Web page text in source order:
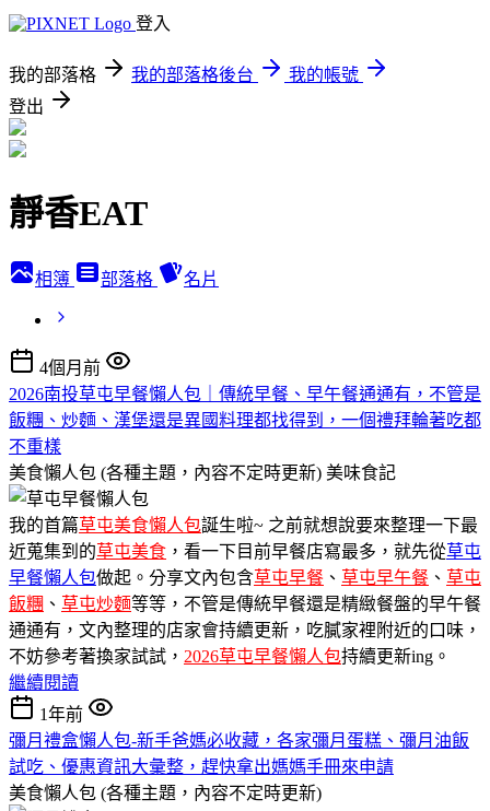
登入
我的部落格 我的部落格後台
我的帳號
登出
靜香EAT
相簿 部落格 名片
4個月前
2026南投草屯早餐懶人包｜傳統早餐、早午餐通通有，不管是
飯糰、炒麵、漢堡還是異國料理都找得到，一個禮拜輪著吃都
不重樣
美食懶人包 (各種主題，內容不定時更新) 美味食記
我的首篇草屯美食懶人包誕生啦~ 之前就想說要來整理一下最
近蒐集到的草屯美食 ，看一下目前早餐店寫最多，就先從草屯
早餐懶人包做起。分享文內包含草屯早餐 、 草屯早午餐 、 草屯
飯糰 、 草屯炒麵等等，不管是傳統早餐還是精緻餐盤的早午餐
通通有，文內整理的店家會持續更新，吃膩家裡附近的口味，
不妨參考著換家試試， 2026草屯早餐懶人包持續更新ing。
繼續閱讀
1年前
彌月禮盒懶人包-新手爸媽必收藏，各家彌月蛋糕、彌月油飯
試吃、優惠資訊大彙整，趕快拿出媽媽手冊來申請
美食懶人包 (各種主題，內容不定時更新)